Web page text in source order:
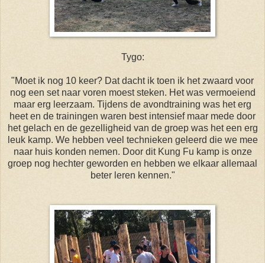
Tygo:
"Moet ik nog 10 keer? Dat dacht ik toen ik het zwaard voor
nog een set naar voren moest steken. Het was vermoeiend
maar erg leerzaam. Tijdens de avondtraining was het erg
heet en de trainingen waren best intensief maar mede door
het gelach en de gezelligheid van de groep was het een erg
leuk kamp. We hebben veel technieken geleerd die we mee
naar huis konden nemen. Door dit Kung Fu kamp is onze
groep nog hechter geworden en hebben we elkaar allemaal
beter leren kennen."